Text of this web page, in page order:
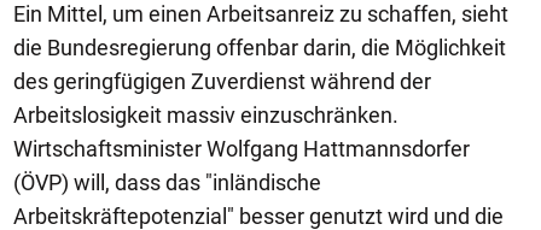
Ein Mittel, um einen Arbeitsanreiz zu schaffen, sieht
die Bundesregierung offenbar darin, die Möglichkeit
des geringfügigen Zuverdienst während der
Arbeitslosigkeit massiv einzuschränken.
Wirtschaftsminister Wolfgang Hattmannsdorfer
(ÖVP) will, dass das "inländische
Arbeitskräftepotenzial" besser genutzt wird und die